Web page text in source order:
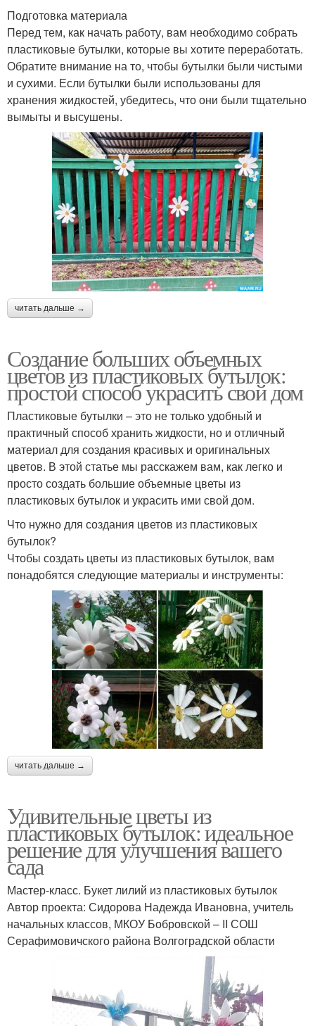
Подготовка материала
Перед тем, как начать работу, вам необходимо собрать
пластиковые бутылки, которые вы хотите переработать.
Обратите внимание на то, чтобы бутылки были чистыми
и сухими. Если бутылки были использованы для
хранения жидкостей, убедитесь, что они были тщательно
вымыты и высушены.
читать дальше →
Создание больших объемных
цветов из пластиковых бутылок:
простой способ украсить свой дом
Пластиковые бутылки – это не только удобный и
практичный способ хранить жидкости, но и отличный
материал для создания красивых и оригинальных
цветов. В этой статье мы расскажем вам, как легко и
просто создать большие объемные цветы из
пластиковых бутылок и украсить ими свой дом.
Что нужно для создания цветов из пластиковых
бутылок?
Чтобы создать цветы из пластиковых бутылок, вам
понадобятся следующие материалы и инструменты:
читать дальше →
Удивительные цветы из
пластиковых бутылок: идеальное
решение для улучшения вашего
сада
Мастер-класс. Букет лилий из пластиковых бутылок
Автор проекта: Сидорова Надежда Ивановна, учитель
начальных классов, МКОУ Бобровской – ΙΙ СОШ
Серафимовичского района Волгоградской области